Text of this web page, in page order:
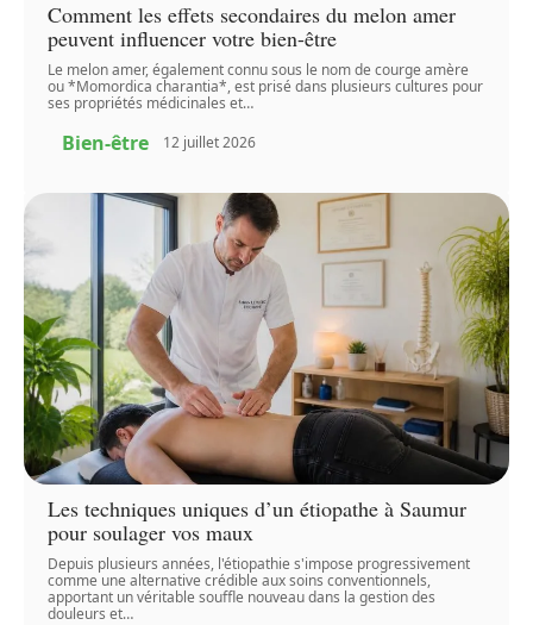
Comment les effets secondaires du melon amer
peuvent influencer votre bien-être
Le melon amer, également connu sous le nom de courge amère
ou *Momordica charantia*, est prisé dans plusieurs cultures pour
ses propriétés médicinales et…
Bien-être 12 juillet 2026
Les techniques uniques d’un étiopathe à Saumur
pour soulager vos maux
Depuis plusieurs années, l'étiopathie s'impose progressivement
comme une alternative crédible aux soins conventionnels,
apportant un véritable souffle nouveau dans la gestion des
douleurs et…